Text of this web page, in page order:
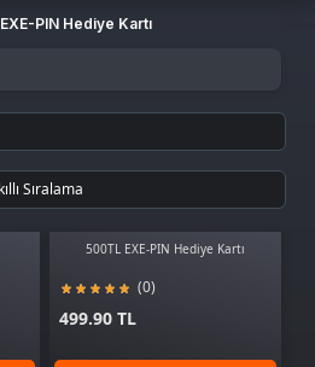
EXE-PIN Hediye Kartı
500TL EXE-PIN Hediye Kartı
(0)
499.90 TL